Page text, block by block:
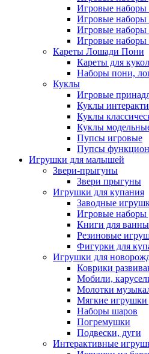
Игровые
Игровые наборы
Игровые наборы
Игровые наборы
Кареты Лошади Пони
Кареты для кукол
Наборы пони,
Куклы
Игровые
Куклы
Куклы
Куклы
Пупсы игровые
Пупсы
Игрушки для малышей
Звери-прыгуны
Звери прыгуны
Игрушки для купания
Заводные
Игровые наборы
Книги для ванны
Резиновые
Фигурки для
Игрушки для
Коврики
Мобили,
Молотки
Мягкие
Наборы шаров
Погремушки
Подвески, дуги
Интерактивные